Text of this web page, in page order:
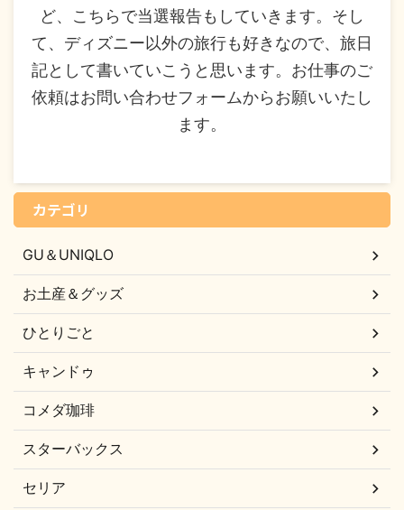
ど、こちらで当選報告もしていきます。そし
て、ディズニー以外の旅行も好きなので、旅日
記として書いていこうと思います。お仕事のご
依頼はお問い合わせフォームからお願いいたし
ます。
カテゴリ
GU＆UNIQLO
お土産＆グッズ
ひとりごと
キャンドゥ
コメダ珈琲
スターバックス
セリア